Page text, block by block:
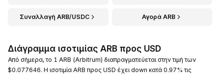
Συναλλαγή ARB/USDC Αγορά ARB
Διάγραμμα ισοτιμίας ARB προς USD
Από σήμερα, το 1 ARB (Arbitrum) διαπραγματεύεται στην τιμή των
$0.077646. Η ισοτιμία ARB προς USD έχει down κατά 0.97% τις